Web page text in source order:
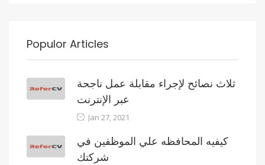
Populor Articles
ثلاث نصائح لإجراء مقابلة عمل ناجحة
عبر الإنترنت
Jan 27, 2021
كيفيه المحافظه علي الموظفين في
شركتك